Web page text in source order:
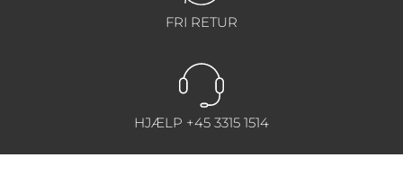
FRI RETUR
HJÆLP +45 3315 1514